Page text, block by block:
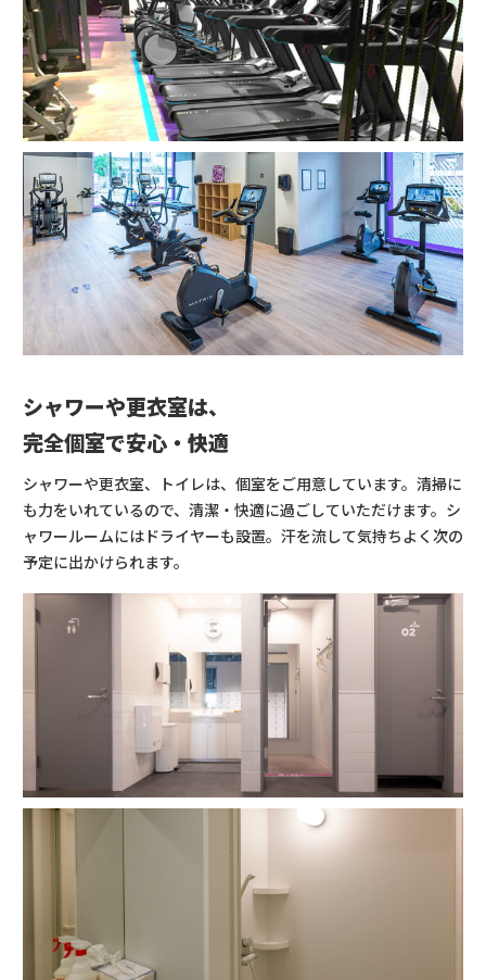
シャワーや更衣室は、
完全個室で安心・快適
シャワーや更衣室、トイレは、個室をご用意しています。清掃に
も力をいれているので、清潔・快適に過ごしていただけます。シ
ャワールームにはドライヤーも設置。汗を流して気持ちよく次の
予定に出かけられます。